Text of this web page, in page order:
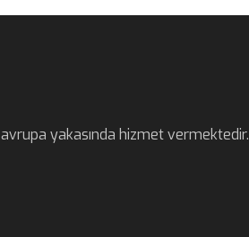
yakasında hizmet vermektedir.